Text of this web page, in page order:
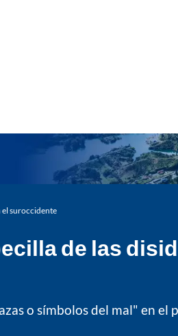
el suroccidente
de las
o símbolos del mal" en el